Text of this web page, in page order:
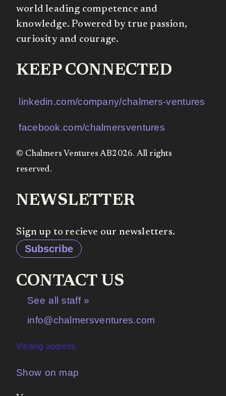
world leading competence and
knowledge. Powered by true passion,
curiosity and courage.
KEEP CONNECTED
linkedin.com/company/chalmers-ventures
facebook.com/chalmersventures
© Chalmers Ventures AB2026. All rights
reserved.
NEWSLETTER
Sign up to recieve our newsletters.
Subscribe
CONTACT US
See all staff »
info@chalmersventures.com
Visiting address
Show on map